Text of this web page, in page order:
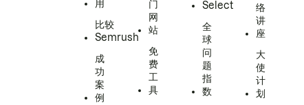
用
比较
Semrush
成
功
案
例
门
网
站
免
费
工
具
Select
全
球
问
题
指
数
络
讲
座
大
使
计
划